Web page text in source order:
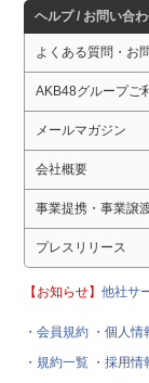
ヘルプ / お問い合
よくある質問・お
AKB48グループご
メールマガジン
会社概要
事業提携・事業譲
プレスリリース
【お知らせ】他社サ
・会員規約 ・個人
・規約一覧 ・採用情